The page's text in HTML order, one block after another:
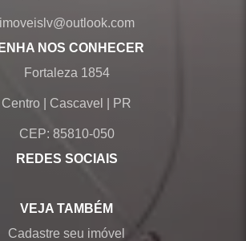
imoveislv@outlook.com
NOS CONHECER
Fortaleza 1854
Centro Cascavel PR
CEP: 85810-050
REDES SOCIAIS
VEJA TAMBÉM
Cadastre seu imóvel